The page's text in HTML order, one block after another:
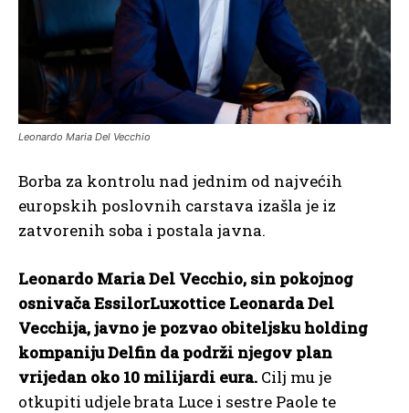
Leonardo Maria Del Vecchio
Borba za kontrolu nad jednim od najvećih
europskih poslovnih carstava izašla je iz
zatvorenih soba i postala javna.
Leonardo Maria Del Vecchio, sin pokojnog
osnivača EssilorLuxottice Leonarda Del
Vecchija, javno je pozvao obiteljsku holding
kompaniju Delfin da podrži njegov plan
vrijedan oko 10 milijardi eura. Cilj mu je
otkupiti udjele brata Luce i sestre Paole te